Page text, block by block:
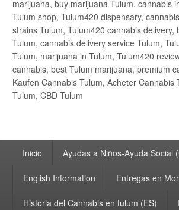
marijuana, buy marijuana Tulum, cannabis
Tulum shop, Tulum420 dispensary,
strains Tulum, Tulum420 cannabis
Tulum, cannabis delivery service Tulum,
Tulum, marijuana in Tulum, Tulum420
cannabis, best Tulum marijuana, premium
Kaufen Cannabis Tulum, Acheter
Tulum, CBD Tulum
principalInicio Ayudas a Niños-Ayuda Social
English Information Entregas en
Historia del Cannabis en tulum (ES)